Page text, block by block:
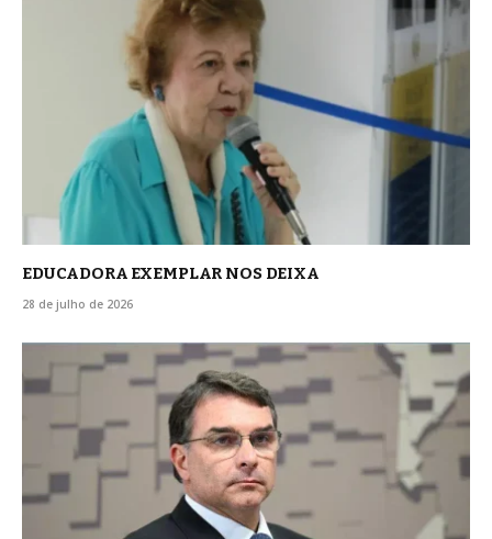
EDUCADORA EXEMPLAR NOS DEIXA
28 de julho de 2026